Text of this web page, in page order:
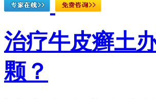
治疗牛皮癣土
颗？